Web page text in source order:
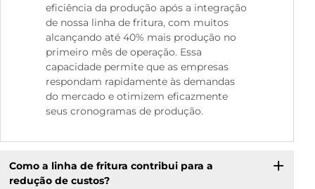
eficiência da produção após a integração
de nossa linha de fritura, com muitos
alcançando até 40% mais produção no
primeiro mês de operação. Essa
capacidade permite que as empresas
respondam rapidamente às demandas
do mercado e otimizem eficazmente
seus cronogramas de produção.
Como a linha de fritura contribui para a
redução de custos?